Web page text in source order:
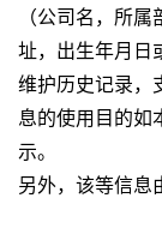
（公司名，所
址，出生年月日
维护历史记录，
息的使用目的如
示。
另外，该等信息